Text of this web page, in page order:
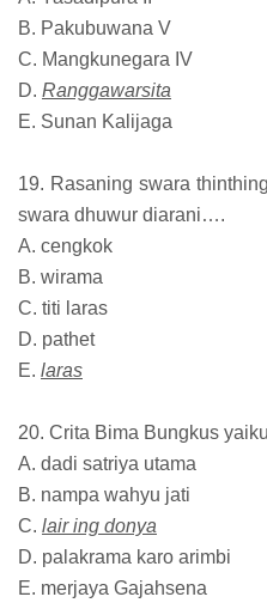
B. Pakubuwana V
C. Mangkunegara IV
D. Ranggawarsita
E. Sunan Kalijaga
19. Rasaning swara
swara dhuwur diarani….
A. cengkok
B. wirama
C. titi laras
D. pathet
E. laras
20. Crita Bima Bungkus
A. dadi satriya utama
B. nampa wahyu jati
C. lair ing donya
D. palakrama karo arimbi
E. merjaya Gajahsena